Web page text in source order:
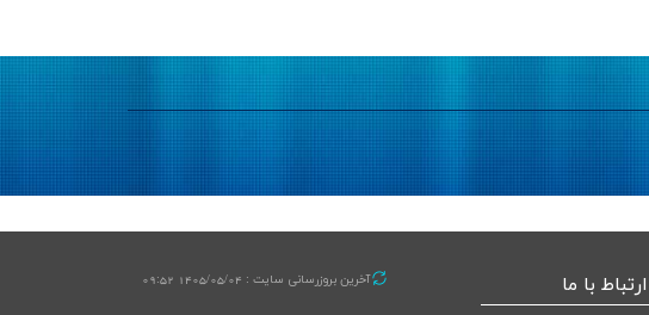
ارتباط با ما آخرین بروزرسانی سایت : 1405/05/04 09:52